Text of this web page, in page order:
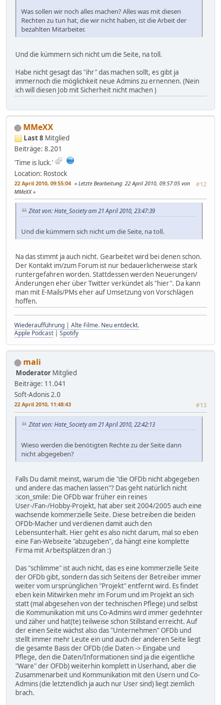
Was sollen wir noch alles machen? Alles was mit diesen
Rechten zu tun hat, die wir nicht haben, ist die Arbeit der
bezahlten Mitarbeiter.
Und die kümmern sich nicht um die Seite, na toll.
Habe nicht gesagt das "ihr" das machen sollt, es gibt ja
immernoch die möglichkeit neue Admins zu ernennen. (Nein
ich will diesen Job mit Sicherheit nicht machen )
MMeXX
Last 8 Mitglied
Beiträge: 8.201
'Time is luck.'
Location: Rostock
22 April 2010, 09:55:04 #12
Letzte Bearbeitung: 22 April 2010, 09:57:05 von
MMeXX
Zitat von: Hate_Society am 21 April 2010, 23:47:39
Und die kümmern sich nicht um die Seite, na toll.
Na das stimmt ja auch nicht. Gearbeitet wird bei denen schon.
Der Kontakt im/zum Forum ist nur bedauerlicherweise stark
runtergefahren worden. Stattdessen werden Neuerungen/
Änderungen eher über Twitter verkündet als "hier". Da kann
man mit E-Mails/PMs eher auf Umsetzung von Vorschlägen
hoffen.
Wiederaufführung | Alte Filme. Neu entdeckt.
Apple Podcast | Spotify
mali
Moderator Mitglied
Beiträge: 11.041
Soft-Adonis 2.0
22 April 2010, 11:48:43 #13
Zitat von: Hate_Society am 21 April 2010, 22:42:13
Wieso werden die benötigten Rechte zu der Seite dann
nicht abgegeben?
Falls Du damit meinst, warum die "die OFDb nicht abgegeben
und andere das machen lassen"? Das geht natürlich nicht
:icon_smile: Die OFDb war früher ein reines
User-/Fan-/Hobby-Projekt, hat aber seit 2004/2005 auch eine
wachsende kommerzielle Seite. Diese betreiben die beiden
OFDb-Macher und verdienen damit auch den
Lebensunterhalt. Hier geht es also nicht darum, mal so eben
eine Fan-Webseite "abzugeben", da hängt eine komplette
Firma mit Arbeitsplätzen dran :)
Das "schlimme" ist auch nicht, das es eine kommerzielle Seite
der OFDb gibt, sondern das sich Seitens der Betreiber immer
weiter vom ursprünglichen "Projekt" entfernt wird. Es findet
eben kein Mitwirken mehr im Forum und im Projekt an sich
statt (mal abgesehen von der technischen Pflege) und selbst
die Kommunikation mit uns Co-Admins wird immer gedehnter
und zäher und hat(te) teilweise schon Stillstand erreicht. Auf
der einen Seite wächst also das "Unternehmen" OFDb und
stellt immer mehr Leute ein und auch der anderen Seite liegt
die gesamte Basis der OFDb (die Daten -> Eingabe und
Pflege, den die Daten/Informationen sind ja die eigentliche
"Ware" der OFDb) weiterhin komplett in Userhand, aber die
Zusammenarbeit und Kommunikation mit den Usern und Co-
Admins (die letztendlich ja auch nur User sind) liegt ziemlich
brach.